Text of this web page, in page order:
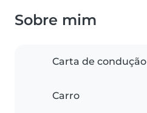
Sobre mim
Carta de condução
Carro